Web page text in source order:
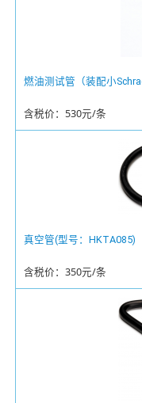
燃油测试管（装配小
含税价：530元/条
真空管(型号：HKTA085)
含税价：350元/条